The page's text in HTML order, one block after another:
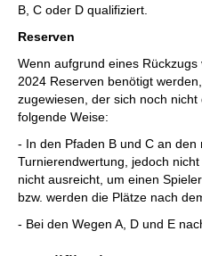
B, C oder D qualifiziert.
Reserven
Wenn aufgrund eines
2024 Reserven benötigt
zugewiesen, der sich noch
folgende Weise:
- In den Pfaden B und C an
Turnierendwertung, jedoch
nicht ausreicht, um einen
bzw. werden die Plätze nach
- Bei den Wegen A, D und E